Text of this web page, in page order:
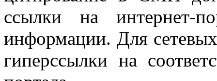
ссылки на интернет-
информации. Для
гиперссылки на